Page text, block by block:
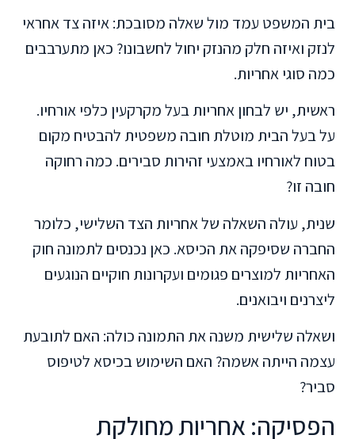
בית המשפט עמד מול שאלה מסובכת: איזה צד אחראי
לנזק ואיזה חלק מהנזק יחול לחשבונו? כאן מתערבבים
כמה סוגי אחריות.
ראשית, יש לבחון אחריות בעל מקרקעין כלפי אורחיו.
על בעל הבית מוטלת חובה משפטית להבטיח מקום
בטוח לאורחיו באמצעי זהירות סבירים. כמה רחוקה
חובה זו?
שנית, עולה השאלה של אחריות הצד השלישי, כלומר
החברה שסיפקה את הכיסא. כאן נכנסים לתמונה חוק
האחריות למוצרים פגומים ועקרונות חוקיים הנוגעים
ליצרנים ויבואנים.
ושאלה שלישית משנה את התמונה כולה: האם לתובעת
עצמה הייתה אשמה? האם השימוש בכיסא לטיפוס
סביר?
הפסיקה: אחריות מחולקת